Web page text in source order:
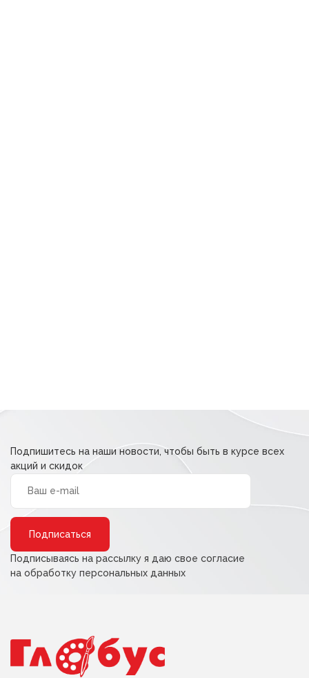
Подпишитесь на наши новости, чтобы быть в курсе всех
акций и скидок
Подписываясь на рассылку я даю свое согласие
на обработку персональных данных